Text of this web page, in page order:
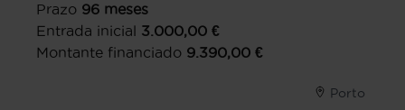
Prazo 96 meses
Entrada inicial
3.000,00 €
Montante financiado 9.390,00 €
Porto